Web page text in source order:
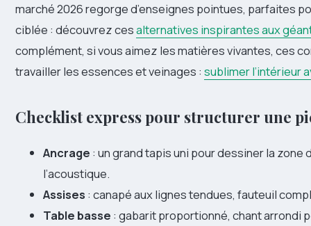
marché 2026 regorge d’enseignes pointues, parfaites
ciblée : découvrez cesalternatives inspirantes aux
complément, si vous aimez les matières vivantes, ces
travailler les essences et veinages : sublimer l’intérieur
Checklist express pour structurer une
Ancrage : un grand tapis uni pour dessiner la zone
l’acoustique.
Assises : canapé aux lignes tendues, fauteuil
Table basse : gabarit proportionné, chant arrondi